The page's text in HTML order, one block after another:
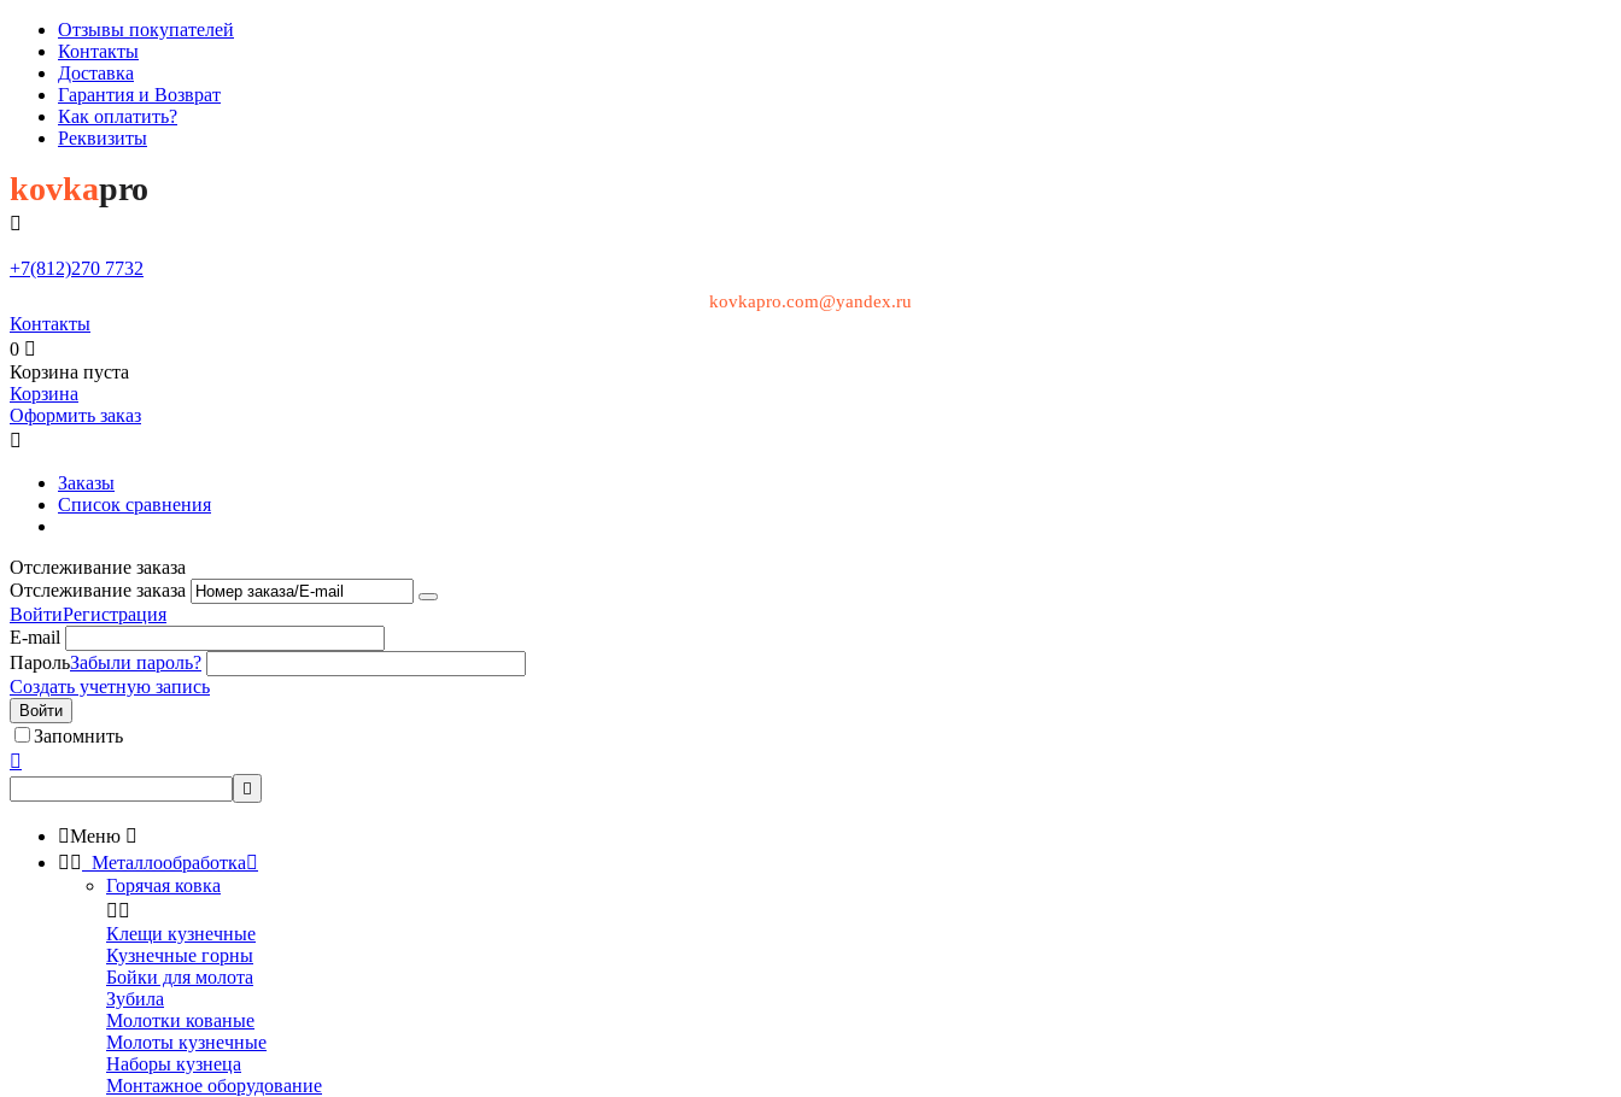
Отзывы покупателей
Контакты
Доставка
Гарантия и Возврат
Как оплатить?
Реквизиты
kovkapro

+7(812)270 7732
kovkapro.com@yandex.ru
Контакты
0 
Корзина пуста
Корзина
Оформить заказ

Заказы
Список сравнения
Отслеживание заказа
Отслеживание заказа
ВойтиРегистрация
E-mail
ПарольЗабыли пароль?
Создать учетную запись
Войти
Запомнить


Меню 
  Металлообработка
Горячая ковка
 
Клещи кузнечные
Кузнечные горны
Бойки для молота
Зубила
Молотки кованые
Молоты кузнечные
Наборы кузнеца
Монтажное оборудование